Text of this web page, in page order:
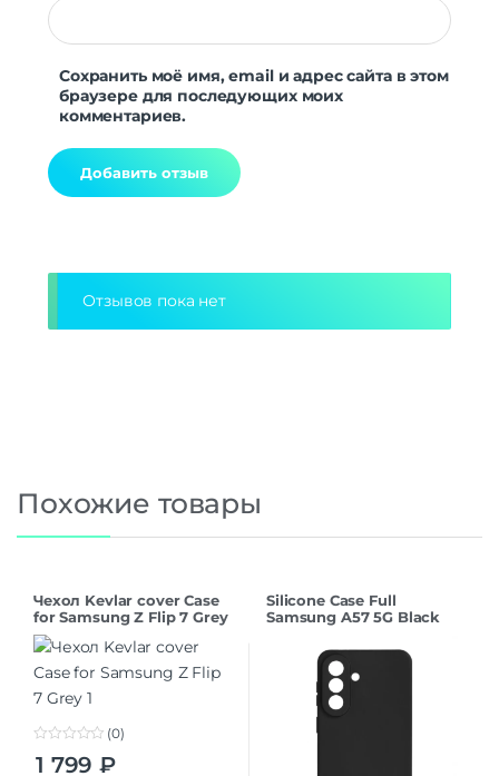
Сохранить моё имя, email и адрес сайта в этом
браузере для последующих моих
комментариев.
Отзывов пока нет
Похожие товары
Чехол Kevlar cover Case
for Samsung Z Flip 7 Grey
(0)
1 799 ₽
Silicone Case Full
Samsung A57 5G Black